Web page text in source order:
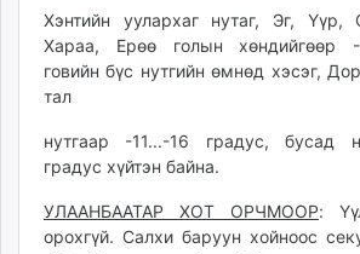
zuv.mn
mminfo.mn
ugluu.mn
urlag.mn
unen.mn
asu.mn
shudarga.mn
shuurhai.mn
Хэнтийн уулархаг нутаг, Эг, Үүр,
Хараа, Ерөө голын хөндийгөөр
говийн бүс нутгийн өмнөд хэсэг,
тал
нутгаар -11...-16 градус, бусад
градус хүйтэн байна.
УЛААНБААТАР ХОТ ОРЧМООР:
орохгүй. Салхи баруун хойноос